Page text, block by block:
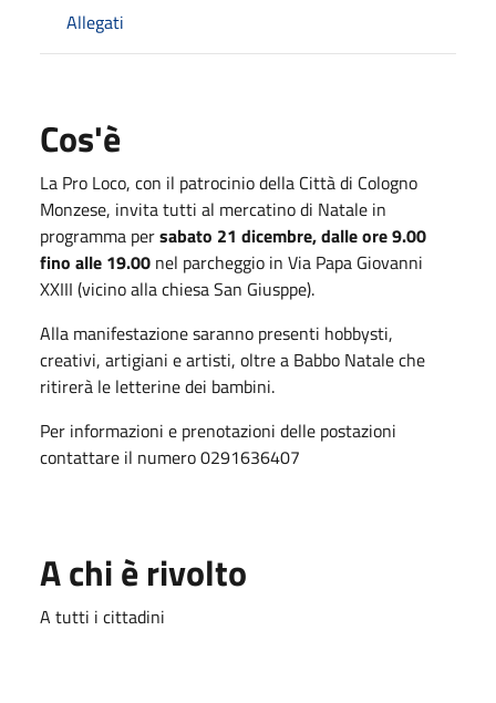
Allegati
Cos'è
La Pro Loco, con il patrocinio della Città di Cologno
Monzese, invita tutti al mercatino di Natale in
programma persabato 21 dicembre, dalle ore 9.00
fino alle 19.00 nel parcheggio in Via Papa Giovanni
XXIII (vicino alla chiesa San Giusppe).
Alla manifestazione saranno presenti hobbysti,
creativi, artigiani e artisti, oltre a Babbo Natale che
ritirerà le letterine dei bambini.
Per informazioni e prenotazioni delle postazioni
contattare il numero 0291636407
A chi è rivolto
A tutti i cittadini